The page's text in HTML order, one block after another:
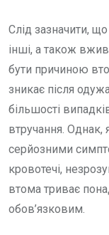
Слід зазначити,
інші, а також
бути причиною
зникає після
більшості
втручання.
серйозними
кровотечі,
втома триває
обов’язковим.